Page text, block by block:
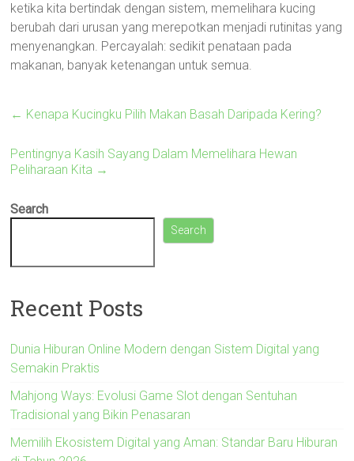
ketika kita bertindak dengan sistem, memelihara kucing
berubah dari urusan yang merepotkan menjadi rutinitas yang
menyenangkan. Percayalah: sedikit penataan pada
makanan, banyak ketenangan untuk semua.
← Kenapa Kucingku Pilih Makan Basah Daripada Kering?
Pentingnya Kasih Sayang Dalam Memelihara Hewan
Peliharaan Kita →
Search
Search
Recent Posts
Dunia Hiburan Online Modern dengan Sistem Digital yang
Semakin Praktis
Mahjong Ways: Evolusi Game Slot dengan Sentuhan
Tradisional yang Bikin Penasaran
Memilih Ekosistem Digital yang Aman: Standar Baru Hiburan